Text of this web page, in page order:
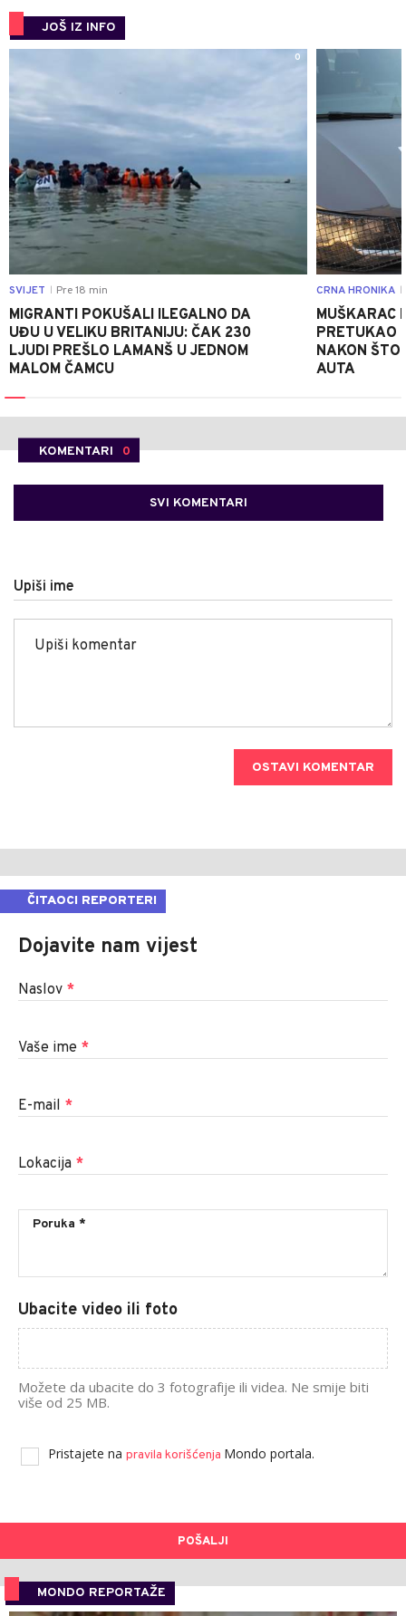
JOŠ IZ INFO
0
SVIJET Pre 18 min
MIGRANTI POKUŠALI ILEGALNO DA
UĐU U VELIKU BRITANIJU: ČAK 230
LJUDI PREŠLO LAMANŠ U JEDNOM
MALOM ČAMCU
CRNA HRONIKA
MUŠKARAC
PRETUKAO
NAKON ŠTO
AUTA
KOMENTARI 0
SVI KOMENTARI
Upiši ime
OSTAVI KOMENTAR
ČITAOCI REPORTERI
Dojavite nam vijest
Naslov *
Vaše ime *
E-mail *
Lokacija *
Ubacite video ili foto
Možete da ubacite do 3 fotografije ili videa. Ne smije biti
više od 25 MB.
Pristajete na pravila korišćenja Mondo portala.
POŠALJI
MONDO REPORTAŽE